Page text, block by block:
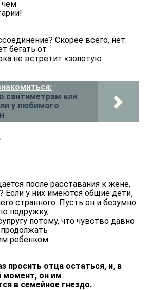
чем
Скорее всего, нет.
бегать от
не встретит «золотую
сантиметрам или
у любимого
после расставания к жене,
Если у них имеются общие дети,
странного. Пусть он и безумно
подружку,
потому, что чувство давно
ребенком.
просить отца остаться, и, в
момент, он им
в семейное гнездо.